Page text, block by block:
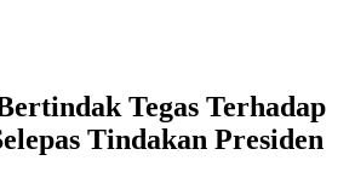
Tegas Terhadap
Tindakan Presiden